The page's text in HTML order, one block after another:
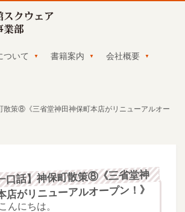
ついて 書籍案内
会社概要
散策⑧《三省堂神田神保町本店がリニューアルオー
口話】神保町散策⑧《三省堂神
店がリニューアルオープン！》
んにちは。